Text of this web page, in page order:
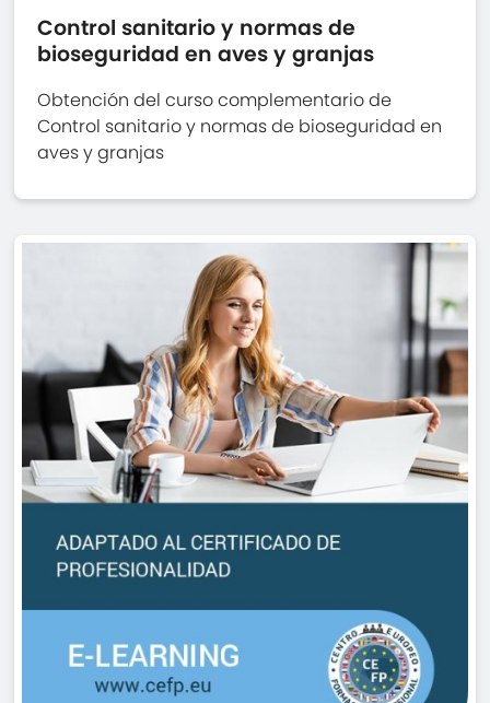
Control sanitario y normas de
bioseguridad en aves y granjas
Obtención del curso complementario de
Control sanitario y normas de bioseguridad en
aves y granjas